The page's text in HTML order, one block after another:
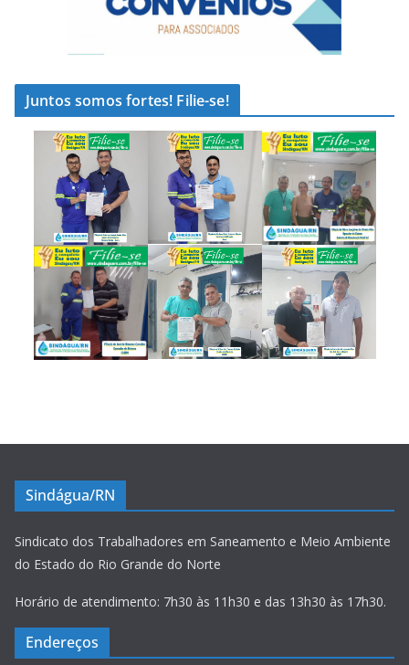
Juntos somos fortes! Filie-se!
Sindágua/RN
Sindicato dos Trabalhadores em Saneamento e Meio Ambiente
do Estado do Rio Grande do Norte
Horário de atendimento: 7h30 às 11h30 e das 13h30 às 17h30.
Endereços